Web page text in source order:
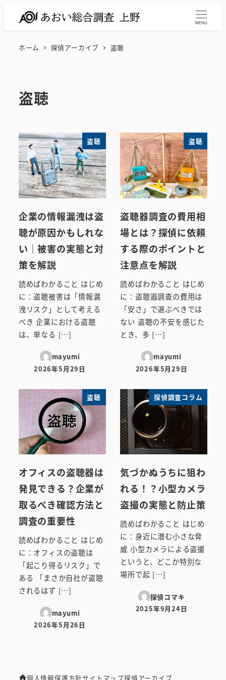
MENU
ホーム 探偵アーカイブ 盗聴
盗聴
盗聴
企業の情報漏洩は盗
聴が原因かもしれな
い｜被害の実態と対
策を解説
読めばわかること はじめ
に：盗聴被害は「情報漏
洩リスク」として考える
べき 企業における盗聴
は、単なる […]
mayumi
投稿日
2026年5月29日
盗聴
盗聴器調査の費用相
場とは？探偵に依頼
する際のポイントと
注意点を解説
読めばわかること はじめ
に：盗聴器調査の費用は
「安さ」で選ぶべきでは
ない 盗聴の不安を感じた
とき、多 […]
mayumi
投稿日
2026年5月29日
盗聴
オフィスの盗聴器は
発見できる？企業が
取るべき確認方法と
調査の重要性
読めばわかること はじめ
に：オフィスの盗聴は
「起こり得るリスク」で
ある 「まさか自社が盗聴
されるはず […]
mayumi
投稿日
2026年5月26日
探偵調査コラム
気づかぬうちに狙わ
れる！？小型カメラ
盗撮の実態と防止策
読めばわかること はじめ
に：身近に潜む小さな脅
威 小型カメラによる盗撮
というと、どこか特別な
場所で起 […]
探偵コマキ
投稿日
2025年9月24日
個人情報保護方針サイトマップ探偵アーカイブ